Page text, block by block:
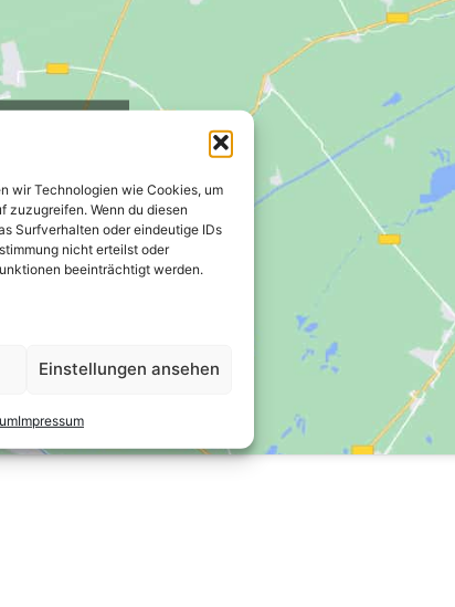
wir Technologien wie Cookies, um
zuzugreifen. Wenn du diesen
Surfverhalten oder eindeutige IDs
nicht erteilst oder
beeinträchtigt werden.
Einstellungen ansehen
Impressum